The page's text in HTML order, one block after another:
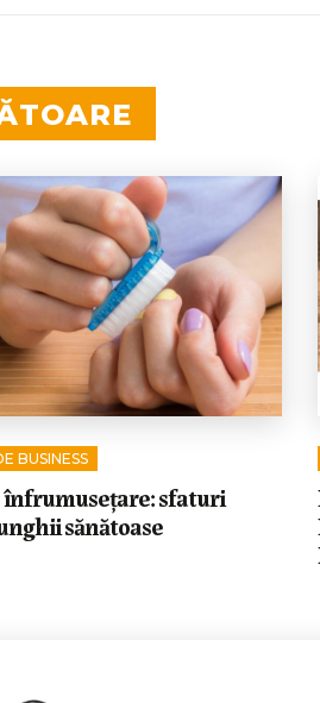
BUSINESS
înfrumusețare: sfaturi
sănătoase